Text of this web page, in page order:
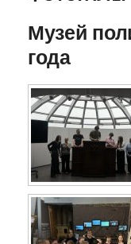
Музей
года